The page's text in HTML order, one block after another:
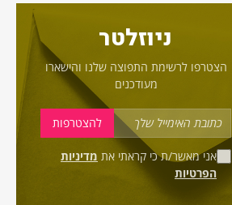
ניוזלטר
הצטרפו לרשימת התפוצה שלנו והישארו
מעודכנים
אני מאשר/ת כי קראתי את מדיניות
הפרטיות